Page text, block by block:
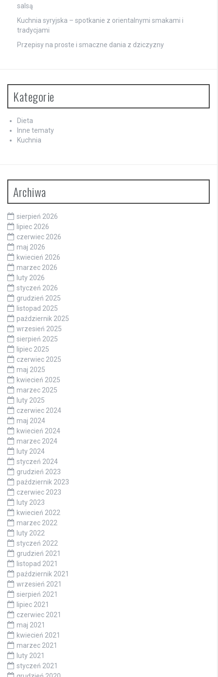
salsą
Kuchnia syryjska – spotkanie z orientalnymi smakami i
tradycjami
Przepisy na proste i smaczne dania z dziczyzny
Kategorie
Dieta
Inne tematy
Kuchnia
Archiwa
sierpień 2026
lipiec 2026
czerwiec 2026
maj 2026
kwiecień 2026
marzec 2026
luty 2026
styczeń 2026
grudzień 2025
listopad 2025
październik 2025
wrzesień 2025
sierpień 2025
lipiec 2025
czerwiec 2025
maj 2025
kwiecień 2025
marzec 2025
luty 2025
czerwiec 2024
maj 2024
kwiecień 2024
marzec 2024
luty 2024
styczeń 2024
grudzień 2023
październik 2023
czerwiec 2023
luty 2023
kwiecień 2022
marzec 2022
luty 2022
styczeń 2022
grudzień 2021
listopad 2021
październik 2021
wrzesień 2021
sierpień 2021
lipiec 2021
czerwiec 2021
maj 2021
kwiecień 2021
marzec 2021
luty 2021
styczeń 2021